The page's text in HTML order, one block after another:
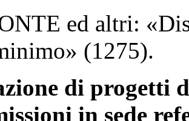
ed altri:
(1275).
di progetti
in sede